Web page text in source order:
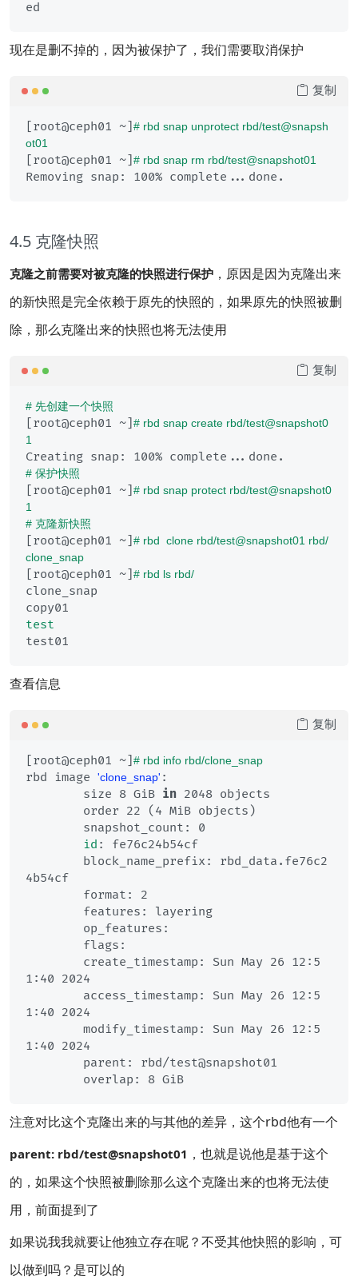
现在是删不掉的，因为被保护了，我们需要取消保护
[root@ceph01 ~] # rbd snap unprotect rbd/test@snapsh
ot01
[root@ceph01 ~] # rbd snap rm rbd/test@snapshot01
复制
4.5 克隆快照
克隆之前需要对被克隆的快照进行保护 ，原因是因为克隆出来
的新快照是完全依赖于原先的快照的，如果原先的快照被删
除，那么克隆出来的快照也将无法使用
# 先创建一个快照
[root@ceph01 ~] # rbd snap create rbd/test@snapshot0
1
# 保护快照
[root@ceph01 ~] # rbd snap protect rbd/test@snapshot0
1
# 克隆新快照
[root@ceph01 ~] # rbd  clone rbd/test@snapshot01 rbd/
clone_snap
[root@ceph01 ~] # rbd ls rbd/
clone_snap
test
复制
查看信息
[root@ceph01 ~] # rbd info rbd/clone_snap
rbd image 'clone_snap' :
	size 8 GiB
in 2048 objects
id : fe76c24b54cf
4b54cf
1:40 2024
1:40 2024
1:40 2024
复制
注意对比这个克隆出来的与其他的差异，这个rbd他有一个
parent: rbd/test@snapshot01 ，也就是说他是基于这个
的，如果这个快照被删除那么这个克隆出来的也将无法使
用，前面提到了
如果说我我就要让他独立存在呢？不受其他快照的影响，可
以做到吗？是可以的